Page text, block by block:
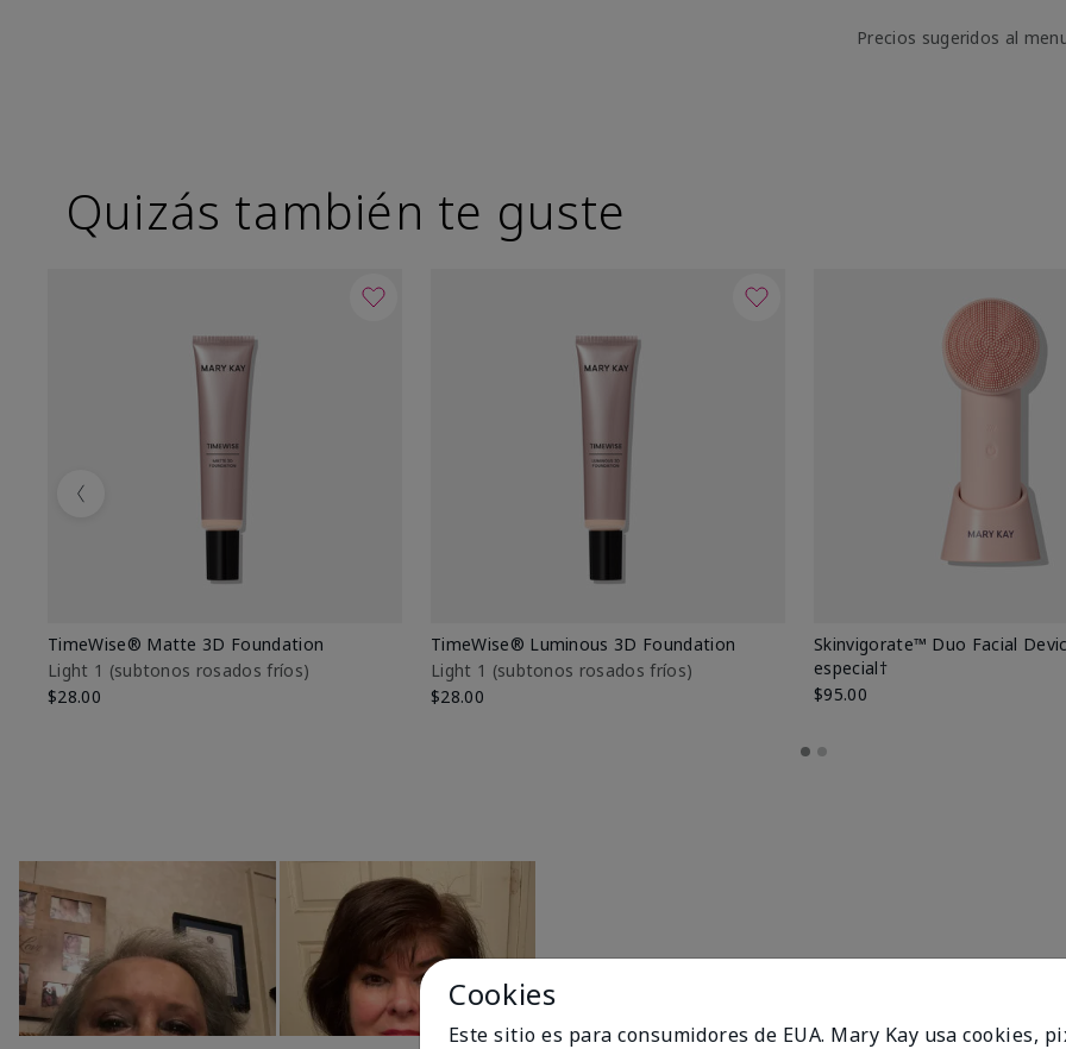
Precios sugeridos al
Quizás también te guste
TimeWise® Matte 3D Foundation
Light 1​ (subtonos rosados fríos)
$28.00
TimeWise® Luminous 3D Foundation
Light 1​ (subtonos rosados fríos)
$28.00
Skinvigorate™ Duo Facial
especial†
$95.00
Previous
Cookies
Este sitio es para consumidores de EUA. Mary Kay usa cookies,